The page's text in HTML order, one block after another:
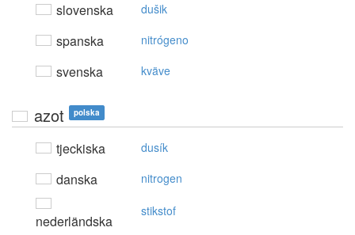
slovenska dušik
spanska nitrógeno
svenska kväve
azot polska
tjeckiska dusík
danska nitrogen
nederländska
stikstof